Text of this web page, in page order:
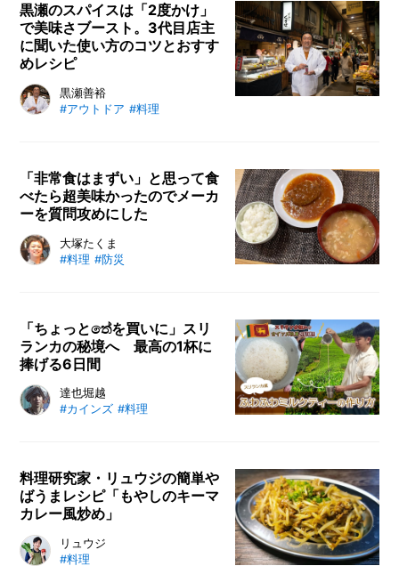
ップルでピクニックを楽しみたい方
のヒントにどうぞ。
黒瀬のスパイスは「2度かけ」
で美味さブースト。3代目店主
に聞いた使い方のコツとおすす
めレシピ
アウトドア愛好家たちの間で人気を
集めている「黒瀬のスパイス」。振
は、この商品を手掛けている「かし
わ屋くろせ」の店主に、黒瀬のスパ
イスの誕生秘話や、美味しく楽しむ
ためのコツを伺いました。
黒瀬善裕
#アウトドア #料理
「非常食はまずい」と思って食
べたら超美味かったのでメーカ
ーを質問攻めにした
非常食がまずい？ それは過去の話
です。おいしい非常食が実現した工
会社、アルファ化米「安心米」のア
ルファー食品株式会社に、ライター
大塚たくまがお話を伺ってきまし
た。
大塚たくま
#料理 #防災
「ちょっとතේを買いに」スリ
ランカの秘境へ 最高の1杯に
捧げる6日間
スリランカ愛が爆発するカインズ社
員の堀越達也による、スリランカ企
く飲んでいる紅茶は、どんなところ
で作られているのだろうか？ 趣味
だという現地での紅茶の買い付けの
様子と、よく現地で飲まれている紅
茶の飲み方をご紹介します。
達也堀越
#カインズ #料理
料理研究家・リュウジの簡単や
ばうまレシピ「もやしのキーマ
カレー風炒め」
料理研究家・リュウジさんのレシピ
連載。今回は、いつものもやし炒め
リュウジ
#料理